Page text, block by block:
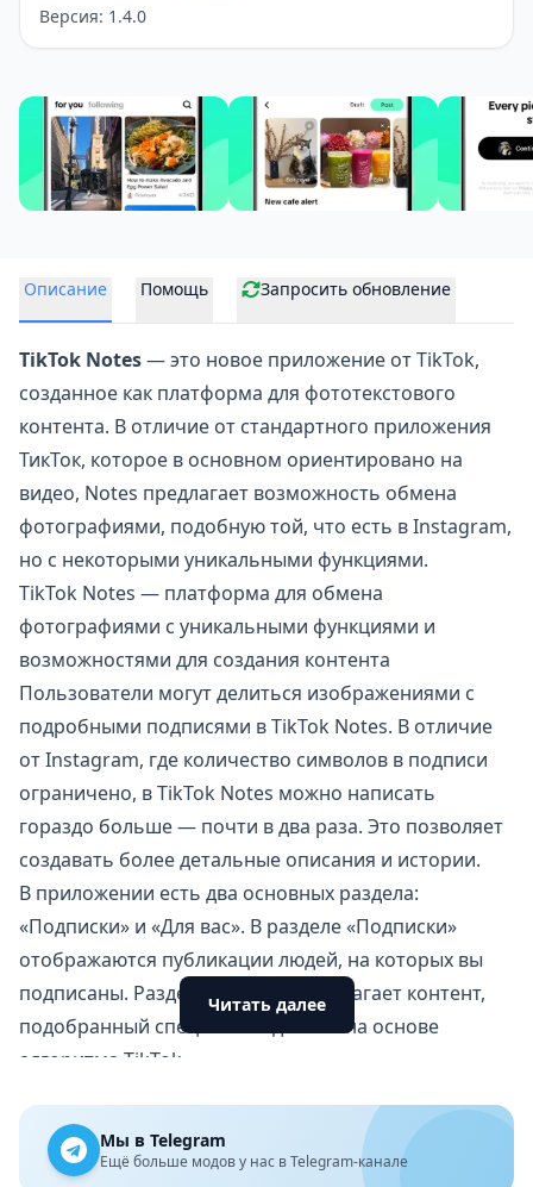
Версия: 1.4.0
Описание Помощь Запросить обновление
TikTok Notes— это новое приложение отTikTok,
созданное как платформа для фототекстового
контента. В отличие от стандартного приложения
ТикТок, которое в основном ориентировано на
видео, Notes предлагает возможность обмена
фотографиями, подобную той, что есть вInstagram,
но с некоторыми уникальными функциями.
TikTok Notes — платформа для обмена
фотографиями с уникальными функциями и
возможностями для создания контента
Пользователи могут делиться изображениями с
подробными подписями в TikTok Notes. В отличие
от Instagram, где количество символов в подписи
ограничено, в TikTok Notes можно написать
гораздо больше — почти в два раза. Это позволяет
создавать более детальные описания и истории.
В приложении есть два основных раздела:
«Подписки» и «Для вас». В разделе «Подписки»
отображаются публикации людей, на которых вы
подписаны. Раздел «Для вас» предлагает контент,
подобранный специально для вас на основе
алгоритма TikTok.
ТикТок, можно автоматически публиковать и в
TikTok Notes. Однако у пользователей есть
Читать далее
Мы в Telegram
Ещё больше модов у нас в Telegram-канале